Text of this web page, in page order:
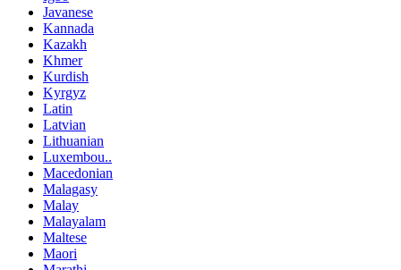
Javanese
Kannada
Kazakh
Khmer
Kurdish
Kyrgyz
Latin
Latvian
Lithuanian
Luxembou..
Macedonian
Malagasy
Malay
Malayalam
Maltese
Maori